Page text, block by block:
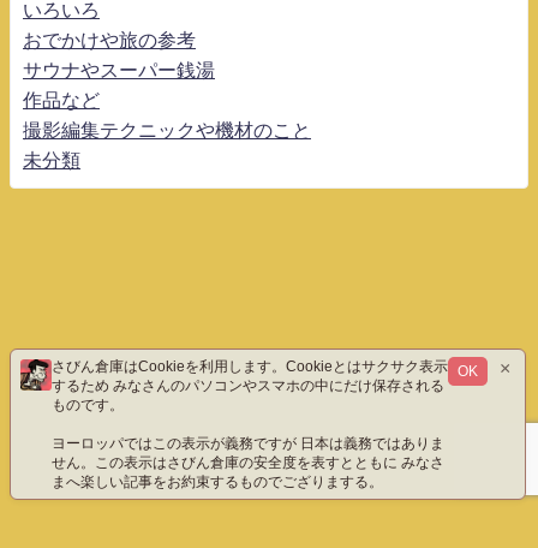
いろいろ
おでかけや旅の参考
サウナやスーパー銭湯
作品など
撮影編集テクニックや機材のこと
未分類
さびん倉庫はCookieを利用します。Cookieとはサクサク表示
するため みなさんのパソコンやスマホの中にだけ保存される
ものです。
ヨーロッパではこの表示が義務ですが 日本は義務ではありま
せん。この表示はさびん倉庫の安全度を表すとともに みなさ
まへ楽しい記事をお約束するものでござりまする。
OK ×